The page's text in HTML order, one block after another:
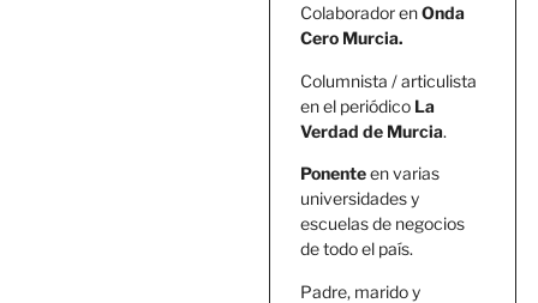
Colaborador enOnda
Cero Murcia.
Columnista / articulista
en el periódico La
Verdad de Murcia.
Ponenteen varias
universidades y
escuelas de negocios
de todo el país.
Padre, marido y